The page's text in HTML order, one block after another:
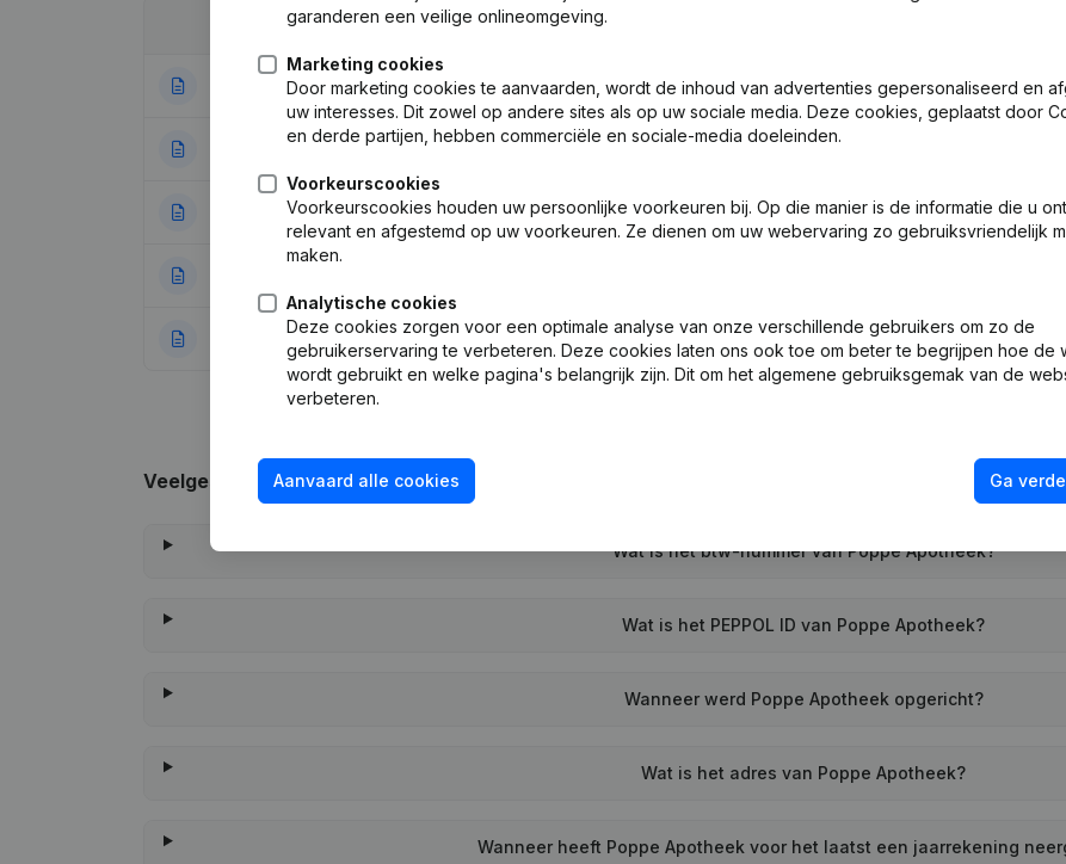
Publicatie
01-07-2024 Ontslagnemingen - Benoemingen
14-11-2022 Wijziging Juridische Vorm - Ontslagnemingen - Benoemingen
26-05-2015 Maatschappelijke Zetel
24-12-2012 Rubriek Oprichting (Nieuwe Rechtspersoon, Opening Bijkantoor, enz...)
Veelgestelde vragen
Wat is het btw-nummer van Poppe Apotheek?
Wat is het PEPPOL ID van Poppe Apotheek?
Wanneer werd Poppe Apotheek opgericht?
Wat is het adres van Poppe Apotheek?
Wanneer heeft Poppe Apotheek voor het laatst een jaarrekening
garanderen een veilige onlineomgeving.
Marketing cookies
Door marketing cookies te aanvaarden, wordt de inhoud van advertenties gepersonaliseerd en
uw interesses. Dit zowel op andere sites als op uw sociale media. Deze cookies, geplaatst door
en derde partijen, hebben commerciële en sociale-media doeleinden.
Voorkeurscookies
Voorkeurscookies houden uw persoonlijke voorkeuren bij. Op die manier is de informatie die u
relevant en afgestemd op uw voorkeuren. Ze dienen om uw webervaring zo gebruiksvriendelijk
maken.
Analytische cookies
Deze cookies zorgen voor een optimale analyse van onze verschillende gebruikers om zo de
gebruikerservaring te verbeteren. Deze cookies laten ons ook toe om beter te begrijpen hoe de
wordt gebruikt en welke pagina's belangrijk zijn. Dit om het algemene gebruiksgemak van de
verbeteren.
Aanvaard alle cookies Ga